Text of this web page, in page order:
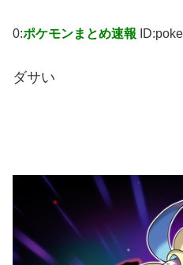
0:ポケモンまとめ速報
ダサい